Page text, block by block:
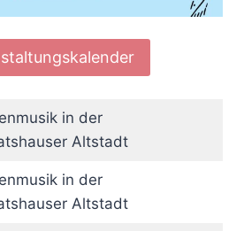
in der
Altstadt
in der
Altstadt